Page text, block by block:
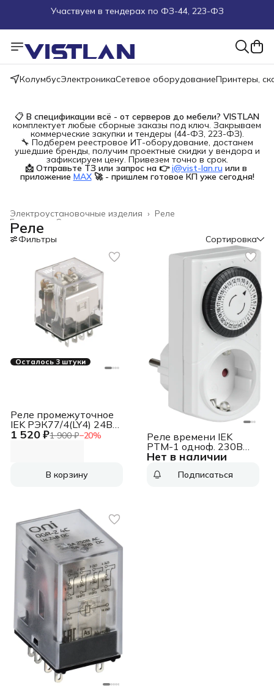
Поможем подобрать оборудование под ТЗ
Пуско-наладочные работы
Пришлите запрос на e-mail или в чат
Более 100 000 позиций в наличии и под заказ
КолумбусЭлектроникаСетевое оборудованиеПринтеры,
📋 В спецификации всё - от серверов до мебели? VISTLAN
комплектует любые сборные заказы под ключ. Закрываем
коммерческие закупки и тендеры (44-ФЗ, 223-ФЗ).
🔧 Подберем реестровое ИТ-оборудование, достанем
ушедшие бренды, получим проектные скидки у вендора и
зафиксируем цену. Привезем точно в срок.
📩 Отправьте ТЗ или запрос на 👉 i@vist-lan.ru или в
приложение MAX 🚀 - пришлем готовое КП уже сегодня!
Реле
Электроустановочные изделия ›
Строительство и ремонт
Главная
Реле
Фильтры Сортировка
Осталось 3 штуки
1 520 ₽1 900 ₽−20%
Реле промежуточное
IEK РЭК77/4(LY4) 24В
(RRP10-4-10-024A)
В корзину
Нет в наличии
Реле времени IEK
РТМ-1 одноф. 230В
(ERT-20-1-16-S-30-0-
Подписаться